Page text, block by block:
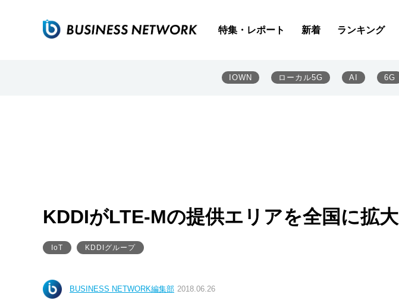
特集・レポート 新着 ランキング
IOWN ローカル5G AI 6G
KDDIがLTE-Mの提供エリアを全国に拡大
IoT KDDIグループ
BUSINESS NETWORK編集部 2018.06.26